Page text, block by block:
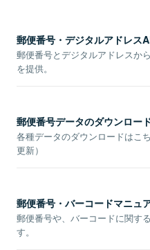
郵便番号・デジタルアドレス
郵便番号とデジタルアドレスか
を提供。
郵便番号データのダウンロー
各種データのダウンロードはこ
更新）
郵便番号・バーコードマニュ
郵便番号や、バーコードに関す
す。